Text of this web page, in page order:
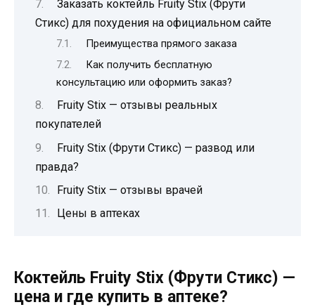
Заказать коктейль Fruity Stix (Фрути
Стикс) для похудения на официальном сайте
Преимущества прямого заказа
Как получить бесплатную
консультацию или оформить заказ?
Fruity Stix — отзывы реальных
покупателей
Fruity Stix (Фрути Стикс) — развод или
правда?
Fruity Stix — отзывы врачей
Цены в аптеках
Коктейль Fruity Stix (Фрути Стикс) —
цена и где купить в аптеке?